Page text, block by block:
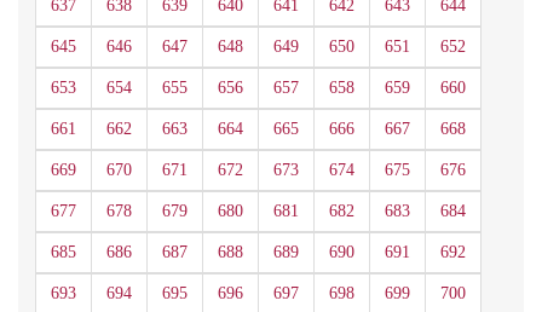
637 638 639 640 641 642 643 644
645 646 647 648 649 650 651 652
653 654 655 656 657 658 659 660
661 662 663 664 665 666 667 668
669 670 671 672 673 674 675 676
677 678 679 680 681 682 683 684
685 686 687 688 689 690 691 692
693 694 695 696 697 698 699 700